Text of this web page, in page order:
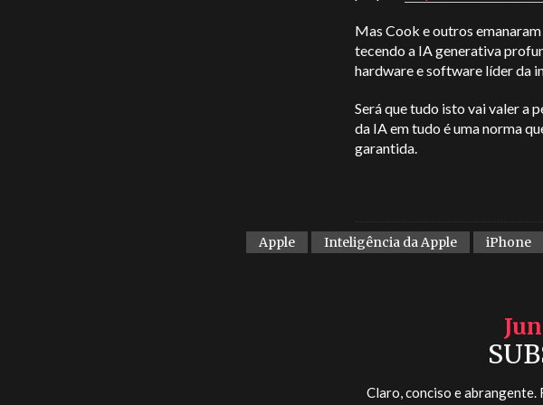
Mas Cook e outros
tecendo a IA generativa
hardware e software líder da
Será que tudo isto vai valer a
da IA em tudo é uma norma
garantida.
Apple Inteligência da Apple iPhone
Claro, conciso e abrangente.